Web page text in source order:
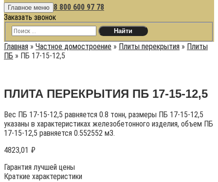
Главное меню 8 800 600 97 78
Заказать звонок
Главная » Частное домостроение » Плиты перекрытия » Плиты
ПБ » ПБ 17-15-12,5
ПЛИТА ПЕРЕКРЫТИЯ ПБ 17-15-12,5
Вес ПБ 17-15-12,5 равняется 0.8 тонн, размеры ПБ 17-15-12,5
указаны в характеристиках железобетонного изделия, объем ПБ
17-15-12,5 равняется 0.552552 м3.
4823,01 ₽
Гарантия лучшей цены
Краткие характеристики